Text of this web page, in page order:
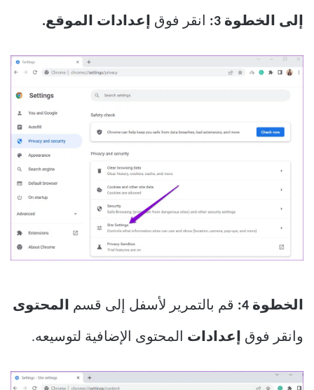
إلى الخطوة 3: انقر فوق إعدادات الموقع.
الخطوة 4: قم بالتمرير لأسفل إلى قسم المحتوى
وانقر فوق إعدادات المحتوى الإضافية لتوسيعه.